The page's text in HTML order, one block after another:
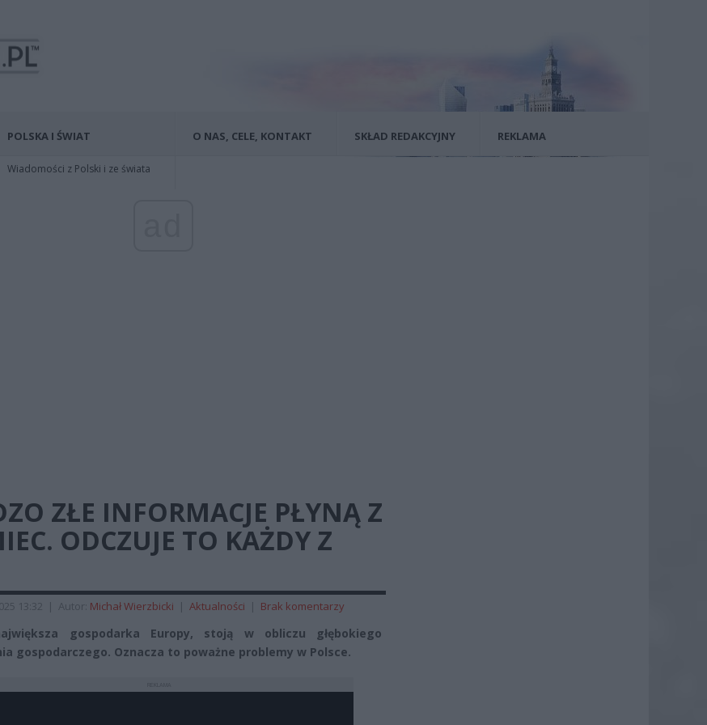
POLSKA I ŚWIAT
Wiadomości z Polski i ze świata
O NAS, CELE, KONTAKT SKŁAD REDAKCYJNY REKLAMA
ZŁE INFORMACJE PŁYNĄ Z
ODCZUJE TO KAŻDY Z
13:32 | Autor: Michał Wierzbicki | Aktualności | Brak komentarzy
gospodarka Europy, stoją w obliczu głębokiego
gospodarczego. Oznacza to poważne problemy w Polsce.